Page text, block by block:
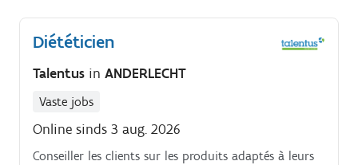
Diététicien
Talentus in ANDERLECHT
Vaste jobs
Online sinds 3 aug. 2026
Conseiller les clients sur les produits adaptés à leurs